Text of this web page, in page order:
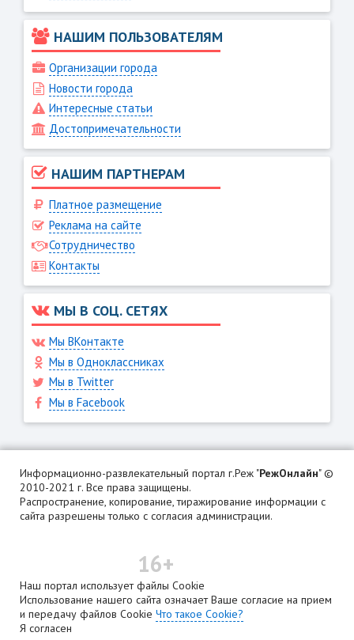
НАШИМ ПОЛЬЗОВАТЕЛЯМ
Организации города
Новости города
Интересные статьи
Достопримечательности
НАШИМ ПАРТНЕРАМ
Платное размещение
Реклама на сайте
Сотрудничество
Контакты
МЫ В СОЦ. СЕТЯХ
Мы ВКонтакте
Мы в Одноклассниках
Мы в Twitter
Мы в Facebook
Информационно-развлекательный портал г.Реж "РежОнлайн" ©
2010-2021 г. Все права защищены.
Распространение, копирование, тиражирование информации с
сайта разрешены только с согласия администрации.
16+
Наш портал использует файлы Cookie
Использование нашего сайта означает Ваше согласие на прием
и передачу файлов Cookie Что такое Cookie?
Я согласен